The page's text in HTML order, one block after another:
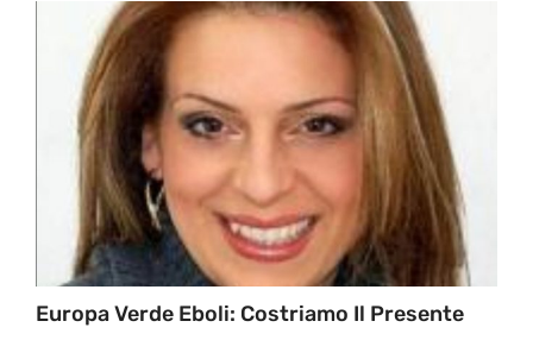
Europa Verde Eboli: Costriamo Il Presente